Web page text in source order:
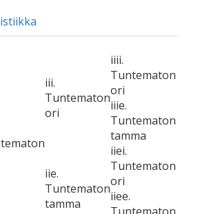
iii.
Tuntematon
ori
iiii.
Tuntematon
ori
iiie.
Tuntematon
tamma
iie.
Tuntematon
tamma
iiei.
Tuntematon
ori
iiee.